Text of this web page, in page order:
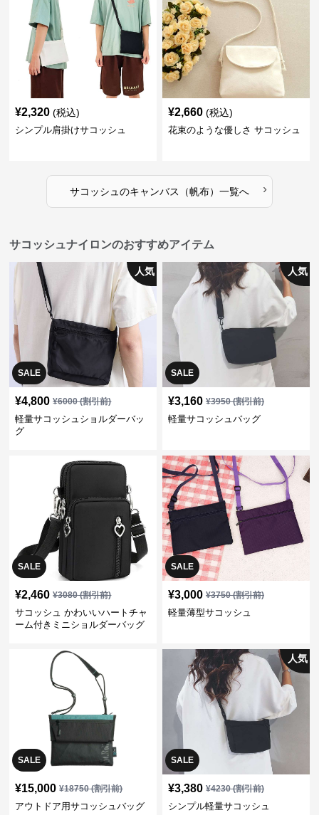
¥2,320 (税込)
シンプル肩掛けサコッシュ
¥2,660 (税込)
花束のような優しさ サコッシュ
サコッシュ のキャンバス（帆布） 一覧へ ›
サコッシュナイロンのおすすめアイテム
SALE
人気
¥4,800 ¥6000(割引前)
軽量サコッシュショルダーバッ
グ
SALE
人気
¥3,160 ¥3950(割引前)
軽量サコッシュバッグ
SALE
¥2,460 ¥3080(割引前)
サコッシュ かわいいハートチャ
ーム付きミニショルダーバッグ
SALE
¥3,000 ¥3750(割引前)
軽量薄型サコッシュ
SALE
¥15,000 ¥18750(割引前)
アウトドア用サコッシュバッグ
SALE
人気
¥3,380 ¥4230(割引前)
シンプル軽量サコッシュ